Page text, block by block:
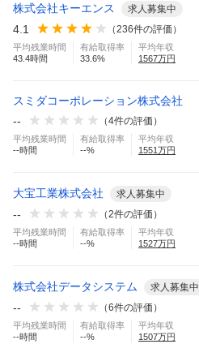
株式会社キーエンス 求人募集中
4.1 （236件の評価）
平均残業時間
43.4時間
有給取得率
33.6%
平均年収
1567万円
スミダコーポレーション株式会社
--
（4件の評価）
平均残業時間
--時間
有給取得率
--%
平均年収
1551万円
大宝工業株式会社 求人募集中
-- （2件の評価）
平均残業時間
--時間
有給取得率
--%
平均年収
1527万円
株式会社データシステム 求人募集中
-- （6件の評価）
平均残業時間
--時間
有給取得率
--%
平均年収
1507万円